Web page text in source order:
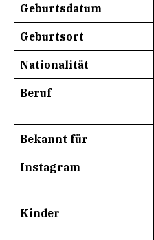
Geburtsdatum
Geburtsort
Nationalität
Beruf
Bekannt für
Instagram
Kinder